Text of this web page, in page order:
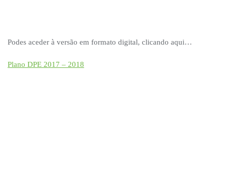
Podes aceder à versão em formato digital, clicando aqui…
Plano DPE 2017 – 2018